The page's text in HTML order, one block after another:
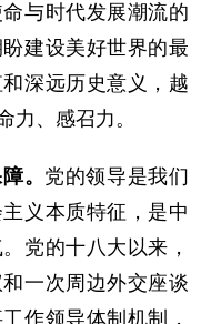
与时代发展潮流的
建设美好世界的最
深远历史意义，越
力、感召力。
。 党的领导是我们
义本质特征，是中
党的十八大以来，
一次周边外交座谈
作领导体制机制，